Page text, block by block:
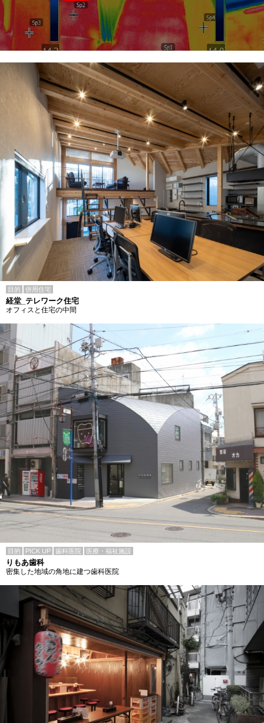
目的 併用住宅
経堂_テレワーク住宅
オフィスと住宅の中間
目的 PICK UP 歯科医院 医療・福祉施設
りもあ歯科
密集した地域の角地に建つ歯科医院